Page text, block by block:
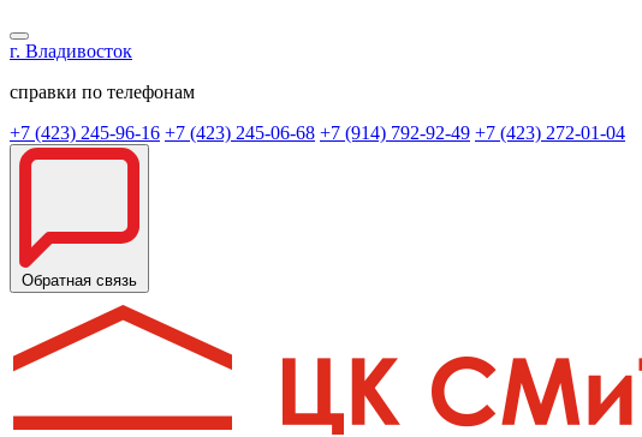
г. Владивосток
справки по телефонам
+7 (423) 245-96-16 +7 (423) 245-06-68 +7 (914) 792-92-49 +7 (423) 272-01-04
Обратная связь